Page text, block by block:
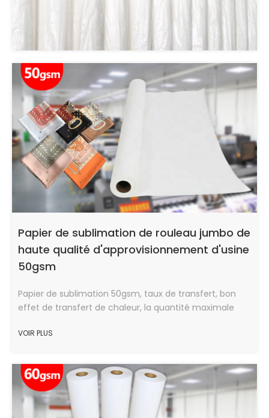
Papier de sublimation de rouleau jumbo de
haute qualité d'approvisionnement d'usine
50gsm
Papier de sublimation 50gsm, taux de transfert, bon
effet de transfert de chaleur, la quantité maximale
VOIR PLUS